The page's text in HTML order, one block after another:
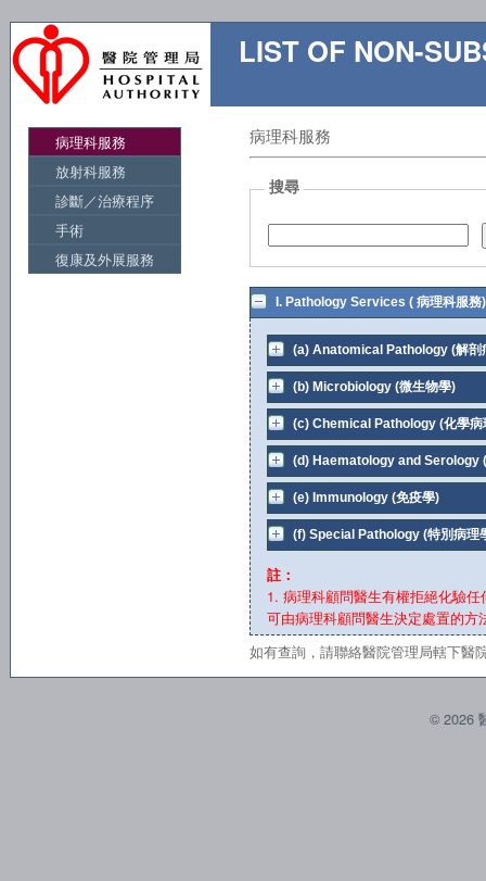
LIST OF NON-
病理科服務
放射科服務
診斷／治療程序
手術
復康及外展服務
病理科服務
搜尋
I. Pathology Services ( 病理科服務)
(a) Anatomical Pathology (解剖
(b) Microbiology (微生物學)
(c) Chemical Pathology (化學病
(d) Haematology and Serology
(e) Immunology (免疫學)
(f) Special Pathology (特別病理
註：
1. 病理科顧問醫生有權拒絕化驗
可由病理科顧問醫生決定處置的
如有查詢，請聯絡醫院管理局轄下醫
© 2026